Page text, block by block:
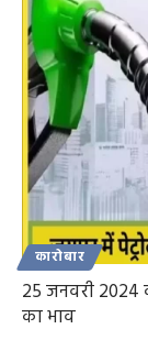
कारोबार
25 जनवरी
का भाव